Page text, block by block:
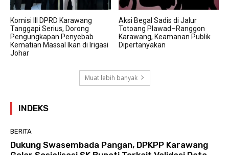
Komisi III DPRD Karawang
Tanggapi Serius, Dorong
Pengungkapan Penyebab
Kematian Massal Ikan di Irigasi
Johar
Aksi Begal Sadis di Jalur
Totoang Plawad–Ranggon
Karawang, Keamanan Publik
Dipertanyakan
Muat lebih banyak
INDEKS
BERITA
Dukung Swasembada Pangan, DPKPP Karawang